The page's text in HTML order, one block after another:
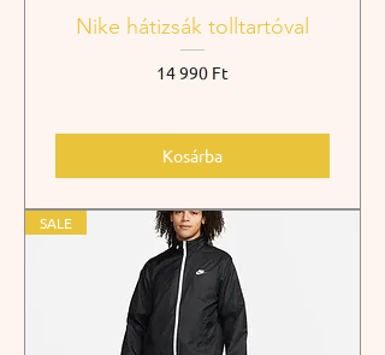
Nike hátizsák tolltartóval
Ár
14 990 Ft
Kosárba
SALE